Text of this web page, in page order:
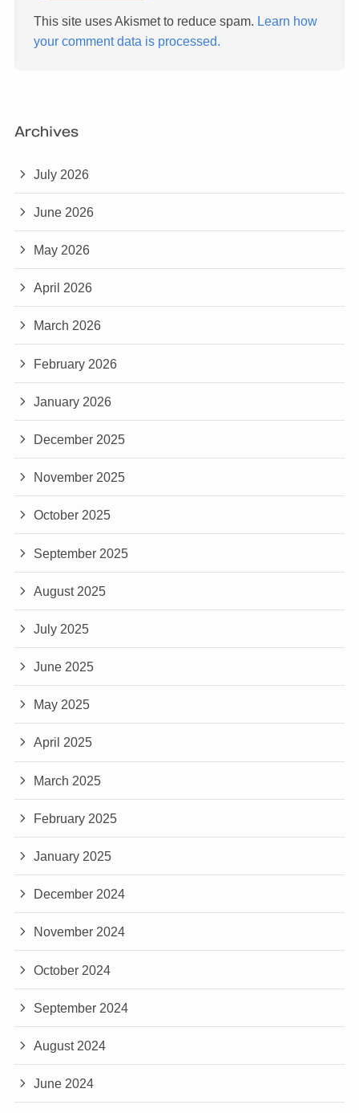
This site uses Akismet to reduce spam. Learn how
your comment data is processed.
Archives
July 2026
June 2026
May 2026
April 2026
March 2026
February 2026
January 2026
December 2025
November 2025
October 2025
September 2025
August 2025
July 2025
June 2025
May 2025
April 2025
March 2025
February 2025
January 2025
December 2024
November 2024
October 2024
September 2024
August 2024
June 2024